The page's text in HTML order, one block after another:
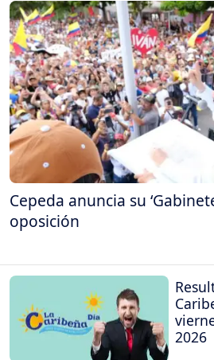
Cepeda anuncia su
oposición
2026